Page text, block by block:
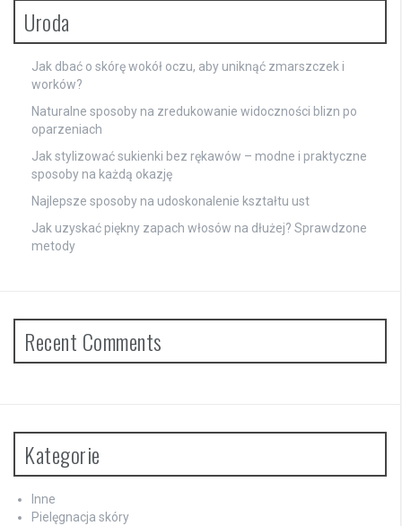
Uroda
Jak dbać o skórę wokół oczu, aby uniknąć zmarszczek i
worków?
Naturalne sposoby na zredukowanie widoczności blizn po
oparzeniach
Jak stylizować sukienki bez rękawów – modne i praktyczne
sposoby na każdą okazję
Najlepsze sposoby na udoskonalenie kształtu ust
Jak uzyskać piękny zapach włosów na dłużej? Sprawdzone
metody
Recent Comments
Kategorie
Inne
Pielęgnacja skóry